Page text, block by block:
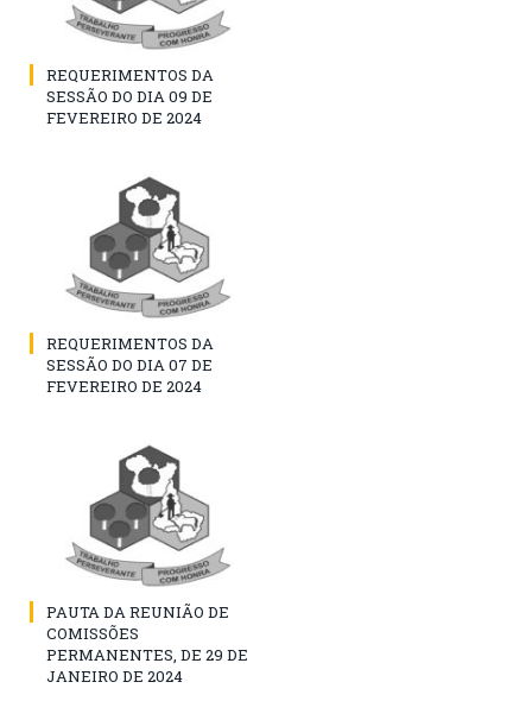
REQUERIMENTOS DA
SESSÃO DO DIA 09 DE
FEVEREIRO DE 2024
REQUERIMENTOS DA
SESSÃO DO DIA 07 DE
FEVEREIRO DE 2024
PAUTA DA REUNIÃO DE
COMISSÕES
PERMANENTES, DE 29 DE
JANEIRO DE 2024